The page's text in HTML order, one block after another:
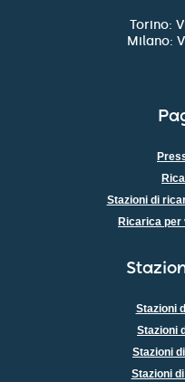
Torino:
Milano:
Stazioni di
Ricarica
Stazioni
Stazioni
Stazioni
Stazioni